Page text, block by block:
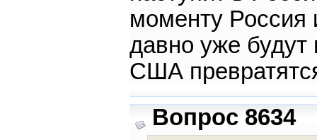
моменту Россия
давно уже будут
США
Вопрос 8634